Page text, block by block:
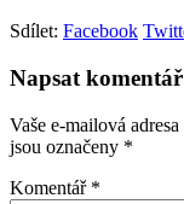
Sdílet: Facebook
Napsat komentář
Vaše e-mailová
jsou označeny *
Komentář *